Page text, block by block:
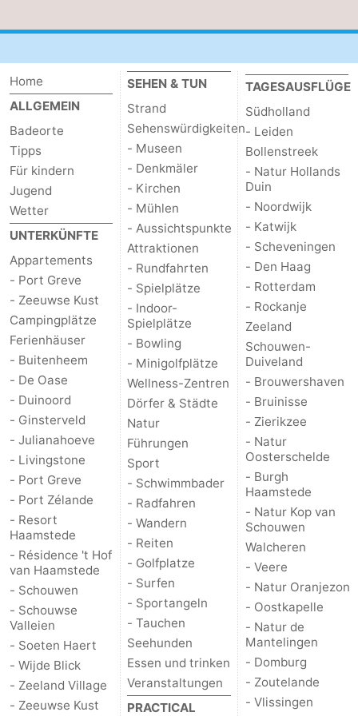
Sehen
&
tun
-
Museen
-
Denkmäler
-
Kirchen
-
Mühlen
-
Rundfahrten
-
Spielplätze
-
Indoor-
Minigolfplätze
Wellness-
Zentren
Dörfer
Städte
Natur
Führungen
Sport
-
Home
ALLGEMEIN
Badeorte
Tipps
Für kindern
Jugend
Wetter
UNTERKÜNFTE
Appartements
- Port Greve
- Zeeuwse Kust
Campingplätze
Ferienhäuser
- Buitenheem
- De Oase
- Duinoord
- Ginsterveld
- Julianahoeve
- Livingstone
- Port Greve
- Port Zélande
- Resort
Haamstede
- Résidence 't Hof
van Haamstede
- Schouwen
- Schouwse
Valleien
- Soeten Haert
- Wijde Blick
- Zeeland Village
- Zeeuwse Kust
SEHEN & TUN
Strand
Sehenswürdigkeiten
- Museen
- Denkmäler
- Kirchen
- Mühlen
- Aussichtspunkte
Attraktionen
- Rundfahrten
- Spielplätze
- Indoor-
Spielplätze
- Bowling
- Minigolfplätze
Wellness-Zentren
Dörfer & Städte
Natur
Führungen
Sport
- Schwimmbader
- Radfahren
- Wandern
- Reiten
- Golfplatze
- Surfen
- Sportangeln
- Tauchen
Seehunden
Essen und trinken
Veranstaltungen
PRACTICAL
TAGESAUSFLÜGE
Südholland
- Leiden
Bollenstreek
- Natur Hollands
Duin
- Noordwijk
- Katwijk
- Scheveningen
- Den Haag
- Rotterdam
- Rockanje
Zeeland
Schouwen-
Duiveland
- Brouwershaven
- Bruinisse
- Zierikzee
- Natur
Oosterschelde
- Burgh
Haamstede
- Natur Kop van
Schouwen
Walcheren
- Veere
- Natur Oranjezon
- Oostkapelle
- Natur de
Mantelingen
- Domburg
- Zoutelande
- Vlissingen